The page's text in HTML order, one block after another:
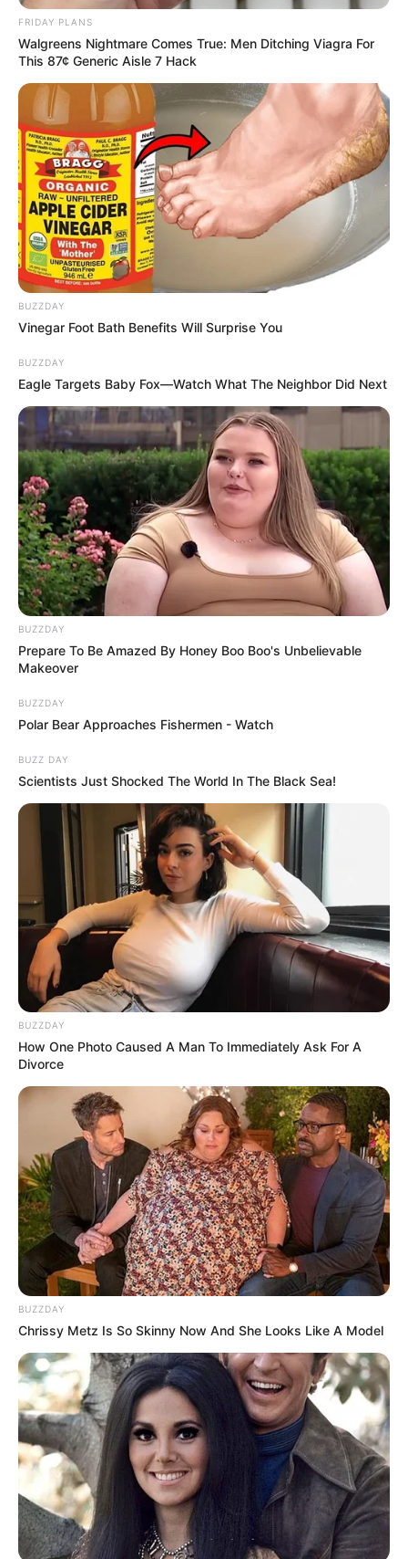
FRIDAY PLANS
Walgreens Nightmare Comes True: Men Ditching Viagra For
This 87¢ Generic Aisle 7 Hack
BUZZDAY
Vinegar Foot Bath Benefits Will Surprise You
BUZZDAY
Eagle Targets Baby Fox—Watch What The Neighbor Did Next
BUZZDAY
Prepare To Be Amazed By Honey Boo Boo's Unbelievable
Makeover
BUZZDAY
Polar Bear Approaches Fishermen - Watch
BUZZ DAY
Scientists Just Shocked The World In The Black Sea!
BUZZDAY
How One Photo Caused A Man To Immediately Ask For A
Divorce
BUZZDAY
Chrissy Metz Is So Skinny Now And She Looks Like A Model